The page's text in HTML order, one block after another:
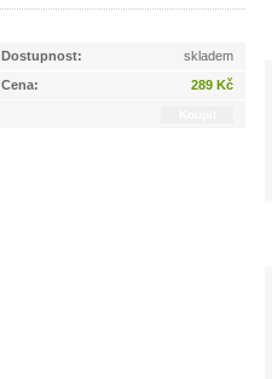
Dostupnost:
skladem
Cena:
289 Kč